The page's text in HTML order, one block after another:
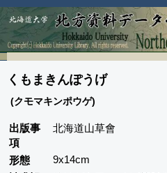
くもまきんぽうげ
(クモマキンポウゲ)
出版事
項
北海道山草會
形態
9x14cm